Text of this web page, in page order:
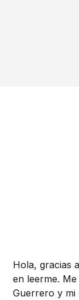
Hola, gracias
en leerme.
Guerrero y mi